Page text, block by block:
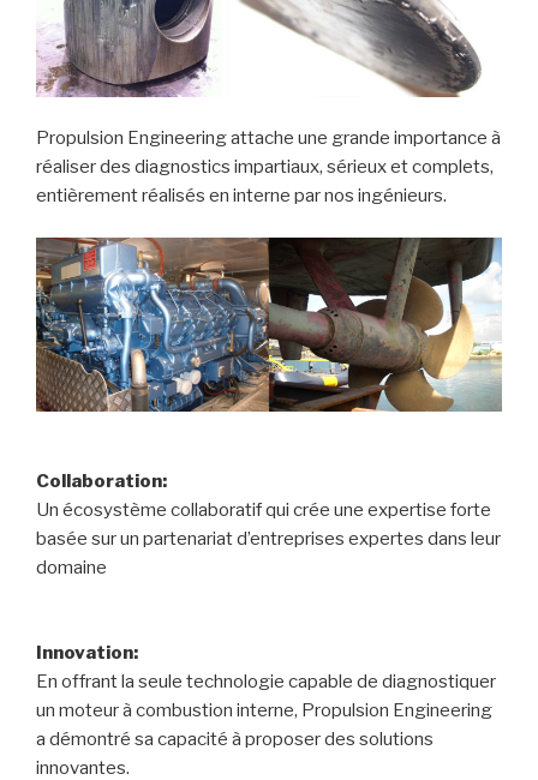
Propulsion Engineering attache une grande importance à
réaliser des diagnostics impartiaux, sérieux et complets,
entièrement réalisés en interne par nos ingénieurs.
Collaboration:
Un écosystème collaboratif qui crée une expertise forte
basée sur un partenariat d’entreprises expertes dans leur
domaine
Innovation:
En offrant la seule technologie capable de diagnostiquer
un moteur à combustion interne, Propulsion Engineering
a démontré sa capacité à proposer des solutions
innovantes.